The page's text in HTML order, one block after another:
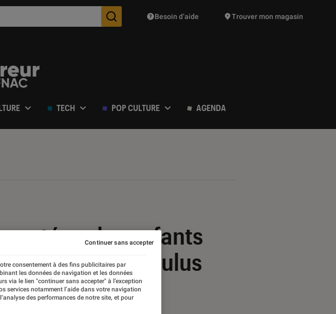
Des suggestions de produits vont vous être proposées
Besoin d’aide Trouver mon magasin
TECH POP CULTURE AGENDA
protéger les enfants
son casque Oculus
consentement à des fins publicitaires par
les données de navigation et les données
via le lien "continuer sans accepter" à l’exception
services notamment l’aide dans votre navigation
des performances de notre site, et pour
Continuer sans accepter